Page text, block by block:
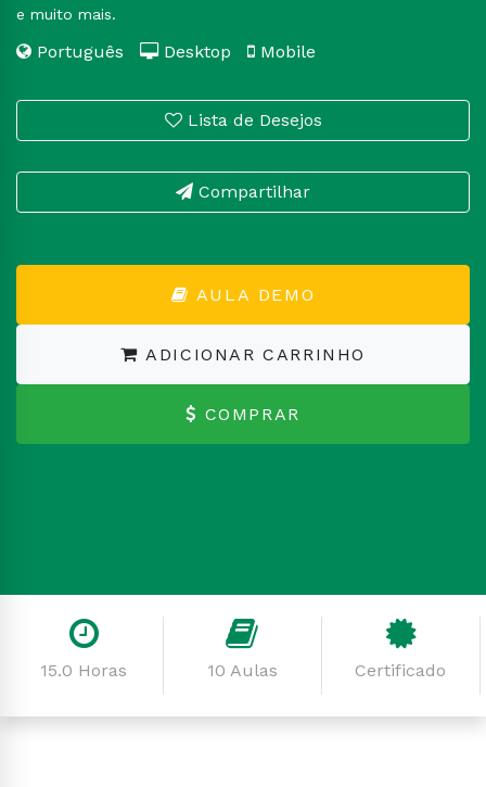
e muito mais.
Português Desktop Mobile
Lista de Desejos
Compartilhar
AULA DEMO
ADICIONAR CARRINHO
COMPRAR
15.0 Horas 10 Aulas Certificado